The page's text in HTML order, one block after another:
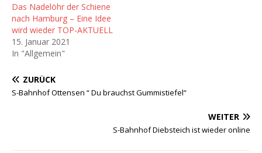
Das Nadelöhr der Schiene
nach Hamburg – Eine Idee
wird wieder TOP-AKTUELL
15. Januar 2021
In "Allgemein"
ZURÜCK
S-Bahnhof Ottensen “ Du brauchst Gummistiefel“
WEITER
S-Bahnhof Diebsteich ist wieder online